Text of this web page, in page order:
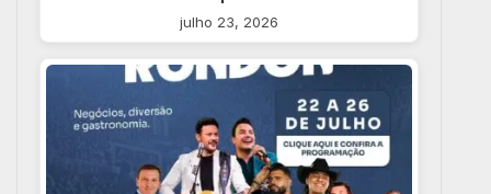
julho 23, 2026